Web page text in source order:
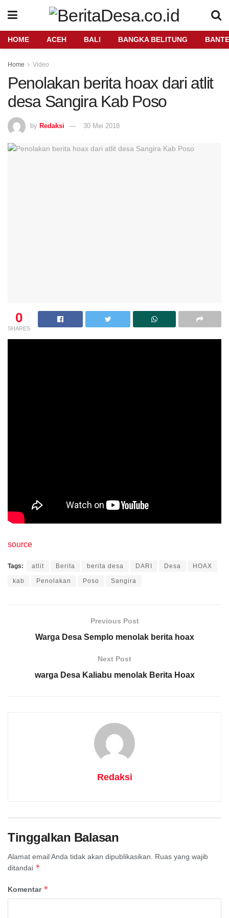
HOME ACEH BALI BANGKA BELITUNG
Home Video
Penolakan berita hoax dari atlit
desa Sangira Kab Poso
by Redaksi 30 Mei 2018
0
SHARES
source
Tags: atlit Berita berita desa DARI Desa HOAX
kab Penolakan Poso Sangira
Previous Post
Warga Desa Semplo menolak berita hoax
Next Post
warga Desa Kaliabu menolak Berita Hoax
Redaksi
Tinggalkan Balasan
Alamat email Anda tidak akan dipublikasikan. Ruas yang wajib
ditandai *
Komentar *